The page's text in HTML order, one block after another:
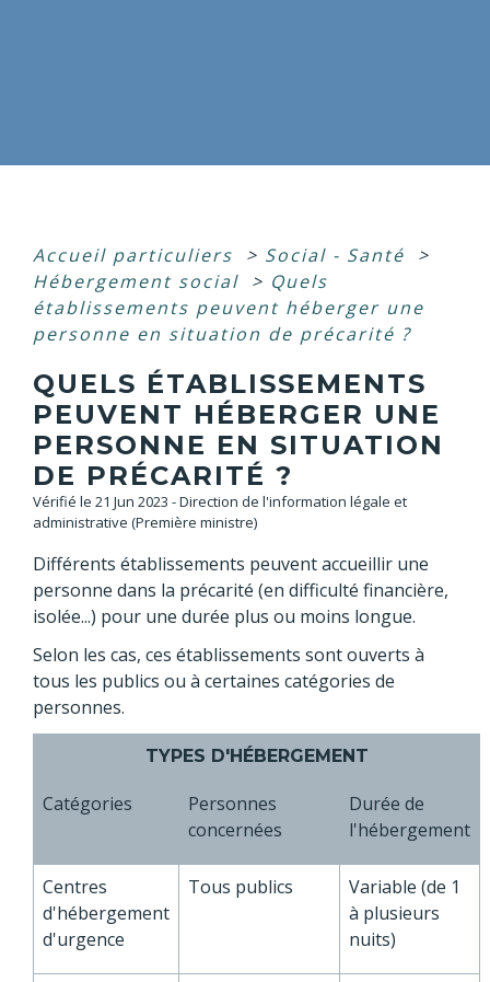
Accueil particuliers > Social - Santé
>
Hébergement social > Quels
établissements peuvent héberger une
personne en situation de précarité ?
QUELS ÉTABLISSEMENTS
PEUVENT HÉBERGER UNE
PERSONNE EN SITUATION
DE PRÉCARITÉ ?
Vérifié le 21 Jun 2023 - Direction de l'information légale et
administrative (Première ministre)
Différents établissements peuvent accueillir une
personne dans la précarité (en difficulté financière,
isolée...) pour une durée plus ou moins longue.
Selon les cas, ces établissements sont ouverts à
tous les publics ou à certaines catégories de
personnes.
TYPES D'HÉBERGEMENT
Catégories
Personnes
concernées
Durée de
l'hébergement
Centres
d'hébergement
d'urgence
Tous publics
Variable (de 1
à plusieurs
nuits)